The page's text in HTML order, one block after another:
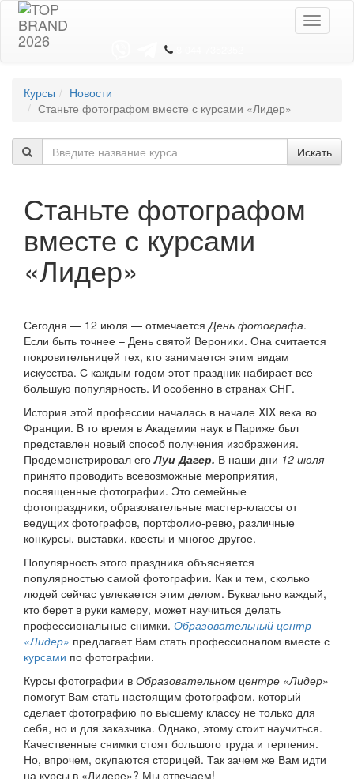
Toggle
Курсы
Новости
Станьте фотографом вместе с курсами «Лидер»
Искать
Станьте фотографом
вместе с курсами
«Лидер»
Сегодня — 12 июля — отмечаетсяДень фотографа.
Если быть точнее – День святой Вероники. Она считается
покровительницей тех, кто занимается этим видам
искусства. С каждым годом этот праздник набирает все
большую популярность. И особенно в странах СНГ.
История этой профессии началась в начале XIX века во
Франции. В то время в Академии наук в Париже был
представлен новый способ получения изображения.
Продемонстрировал егоЛуи Дагер. В наши дни 12 июля
принято проводить всевозможные мероприятия,
посвященные фотографии. Это семейные
фотопраздники, образовательные мастер-классы от
ведущих фотографов, портфолио-ревю, различные
конкурсы, выставки, квесты и многое другое.
Популярность этого праздника объясняется
популярностью самой фотографии. Как и тем, сколько
людей сейчас увлекается этим делом. Буквально каждый,
кто берет в руки камеру, может научиться делать
профессиональные снимки. Образовательный центр
«Лидер» предлагает Вам стать профессионалом вместе с
курсами по фотографии.
Курсы фотографии в Образовательном центре «Лидер»
помогут Вам стать настоящим фотографом, который
сделает фотографию по высшему классу не только для
себя, но и для заказчика. Однако, этому стоит научиться.
Качественные снимки стоят большого труда и терпения.
Но, впрочем, окупаются сторицей. Так зачем же Вам идти
на курсы в «Лидере»? Мы отвечаем!